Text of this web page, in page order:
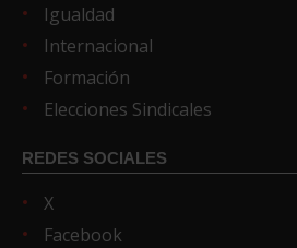
Igualdad
Internacional
Formación
Elecciones Sindicales
REDES SOCIALES
X
Facebook